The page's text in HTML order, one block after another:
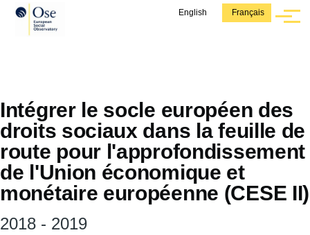
Aller au contenu principal English Français
Menu
Intégrer le socle européen des
droits sociaux dans la feuille de
route pour l'approfondissement
de l'Union économique et
monétaire européenne (CESE II)
2018 - 2019